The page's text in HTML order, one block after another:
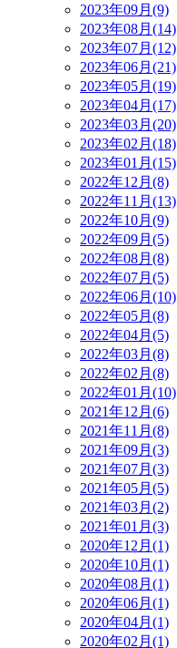
2023年09月(9)
2023年08月(14)
2023年07月(12)
2023年06月(21)
2023年05月(19)
2023年04月(17)
2023年03月(20)
2023年02月(18)
2023年01月(15)
2022年12月(8)
2022年11月(13)
2022年10月(9)
2022年09月(5)
2022年08月(8)
2022年07月(5)
2022年06月(10)
2022年05月(8)
2022年04月(5)
2022年03月(8)
2022年02月(8)
2022年01月(10)
2021年12月(6)
2021年11月(8)
2021年09月(3)
2021年07月(3)
2021年05月(5)
2021年03月(2)
2021年01月(3)
2020年12月(1)
2020年10月(1)
2020年08月(1)
2020年06月(1)
2020年04月(1)
2020年02月(1)